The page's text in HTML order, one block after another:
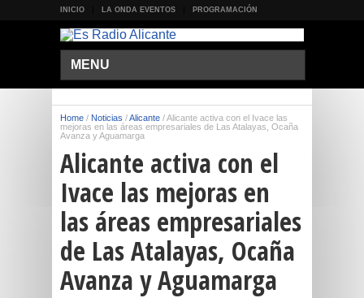
INICIO LA ONDA EVENTOS PROGRAMACIÓN
MENU
Home / Noticias /Alicante /Alicante activa con el Ivace las
mejoras en las áreas empresariales de Las Atalayas, Ocaña
Avanza y Aguamarga
Alicante activa con el
Ivace las mejoras en
las áreas empresariales
de Las Atalayas, Ocaña
Avanza y Aguamarga